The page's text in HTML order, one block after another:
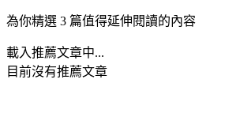
為你精選 3 篇值得延伸閱讀的內容
載入推薦文章中...
目前沒有推薦文章